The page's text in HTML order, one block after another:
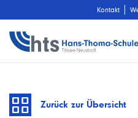
Kontakt
Zurück zur Übersicht